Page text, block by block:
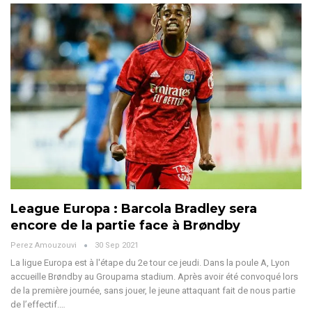
League Europa : Barcola Bradley sera
encore de la partie face à Brøndby
Perez Amouzouvi 30 Sep 2021
La ligue Europa est à l'étape du 2e tour ce jeudi. Dans la poule A, Lyon
accueille Brøndby au Groupama stadium. Après avoir été convoqué lors
de la première journée, sans jouer, le jeune attaquant fait de nous partie
de l’effectif.…